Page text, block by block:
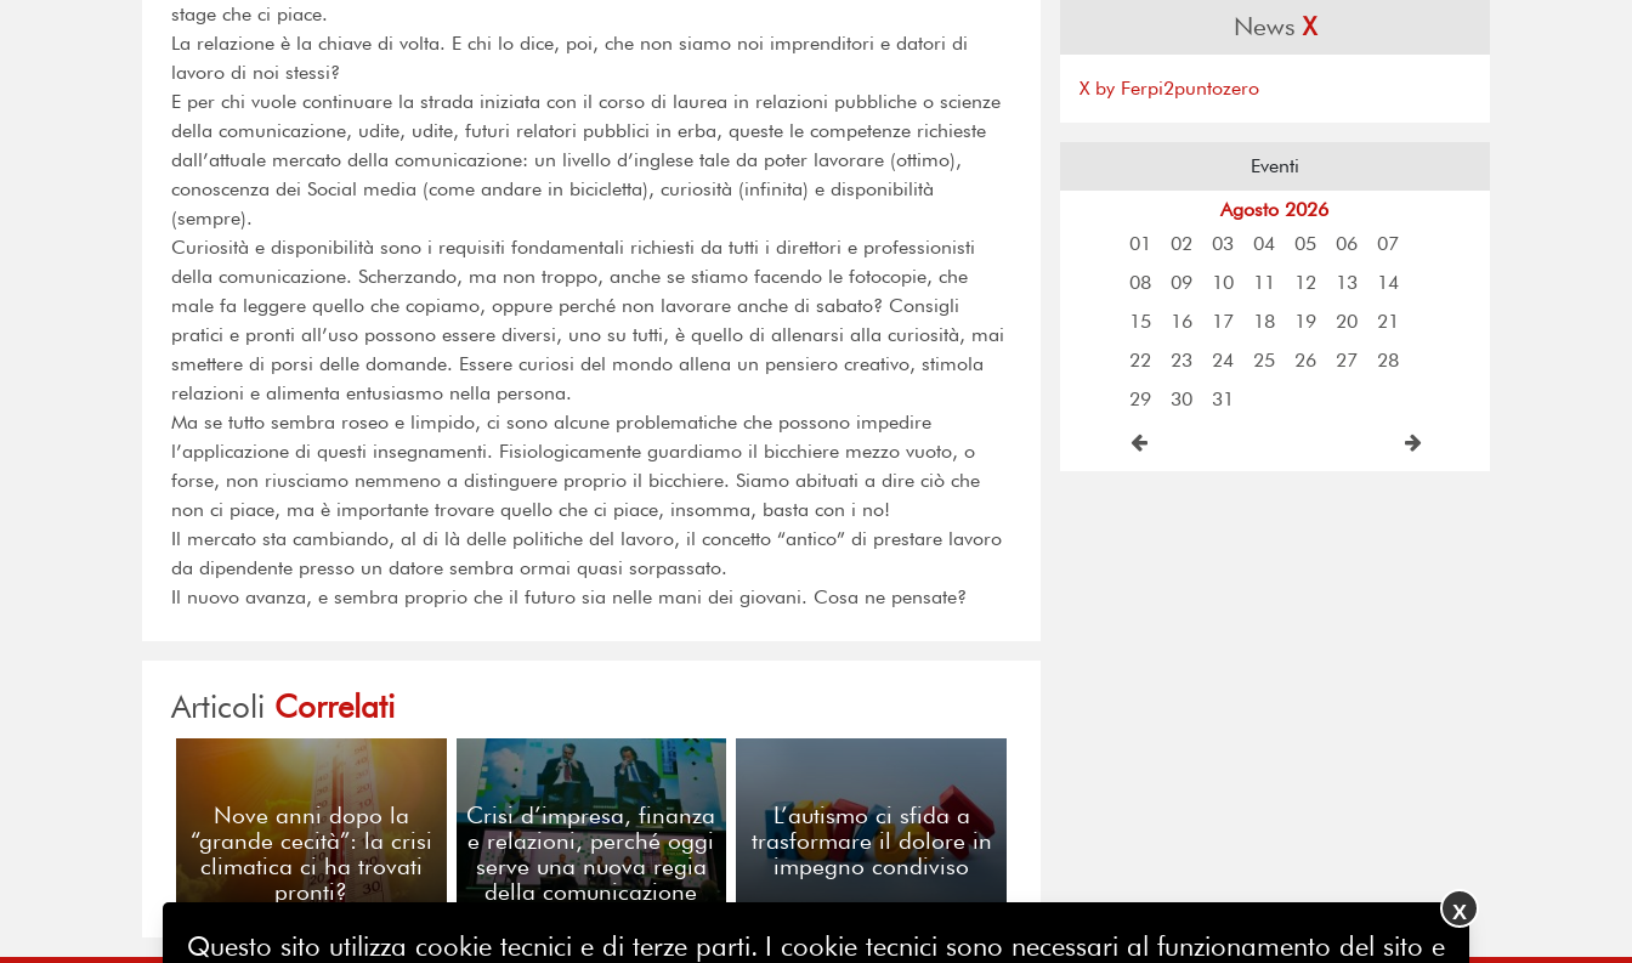
stage che ci piace.
La relazione è la chiave di volta. E chi lo dice, poi, che non siamo noi imprenditori e datori di
lavoro di noi stessi?
E per chi vuole continuare la strada iniziata con il corso di laurea in relazioni pubbliche o scienze
della comunicazione, udite, udite, futuri relatori pubblici in erba, queste le competenze richieste
dall’attuale mercato della comunicazione: un livello d’inglese tale da poter lavorare (ottimo),
conoscenza dei Social media (come andare in bicicletta), curiosità (infinita) e disponibilità
(sempre).
Curiosità e disponibilità sono i requisiti fondamentali richiesti da tutti i direttori e professionisti
della comunicazione. Scherzando, ma non troppo, anche se stiamo facendo le fotocopie, che
male fa leggere quello che copiamo, oppure perché non lavorare anche di sabato? Consigli
pratici e pronti all’uso possono essere diversi, uno su tutti, è quello di allenarsi alla curiosità, mai
smettere di porsi delle domande. Essere curiosi del mondo allena un pensiero creativo, stimola
relazioni e alimenta entusiasmo nella persona.
Ma se tutto sembra roseo e limpido, ci sono alcune problematiche che possono impedire
l’applicazione di questi insegnamenti. Fisiologicamente guardiamo il bicchiere mezzo vuoto, o
forse, non riusciamo nemmeno a distinguere proprio il bicchiere. Siamo abituati a dire ciò che
non ci piace, ma è importante trovare quello che ci piace, insomma, basta con i no!
Il mercato sta cambiando, al di là delle politiche del lavoro, il concetto “antico” di prestare lavoro
da dipendente presso un datore sembra ormai quasi sorpassato.
Il nuovo avanza, e sembra proprio che il futuro sia nelle mani dei giovani. Cosa ne pensate?
Articoli Correlati
Nove anni dopo la
“grande cecità”: la crisi
climatica ci ha trovati
pronti?
Crisi d’impresa, finanza
e relazioni, perché oggi
serve una nuova regia
della comunicazione
L’autismo ci sfida a
trasformare il dolore in
impegno condiviso
NewsX
X by Ferpi2puntozero
Eventi
Agosto 2026
01
02 03 04 05 06
07
08
09 10 11 12 13
14
15
16 17 18 19 20
21
22
23 24 25 26 27
28
29
30 31
Questo sito utilizza cookie tecnici e di terze parti. I cookie tecnici sono necessari al funzionamento del sito e
X